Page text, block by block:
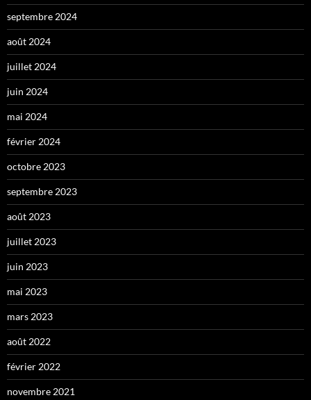
septembre 2024
août 2024
juillet 2024
juin 2024
mai 2024
février 2024
octobre 2023
septembre 2023
août 2023
juillet 2023
juin 2023
mai 2023
mars 2023
août 2022
février 2022
novembre 2021